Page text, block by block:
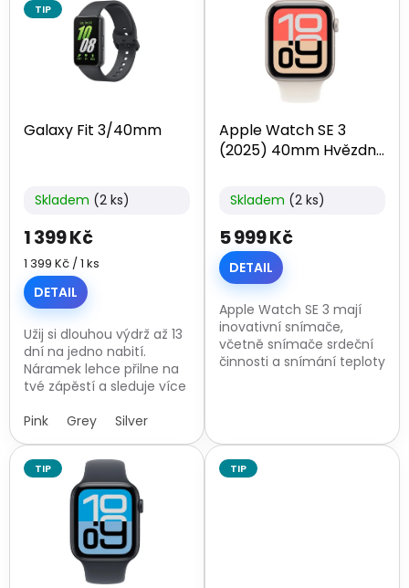
TIP
Galaxy Fit 3/40mm
Skladem (2 ks)
1 399 Kč
Měrná
cena:
1 399 Kč / 1 ks
DETAIL
Užij si dlouhou výdrž až 13
dní na jedno nabití.
Náramek lehce přilne na
tvé zápěstí a sleduje více
denních aktivit – včetně
Rovněž ti...
Pink Grey Silver
Apple Watch SE 3
(2025) 40mm Hvězdně
Skladem (2 ks)
5 999 Kč
DETAIL
Apple Watch SE 3 mají
inovativní snímače,
včetně snímače srdeční
činnosti a snímání teploty
TIP TIP